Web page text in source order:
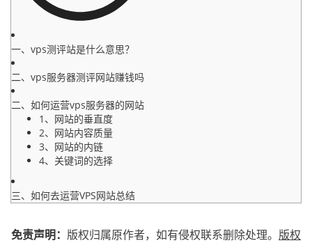
一、vps测评站是什么意思？
二、vps服务器测评网站赚钱吗
二、如何运营vps服务器的网站
1、网站的垂直度
2、网站内容质量
3、网站的内链
4、关键词的选择
三、如何去运营VPS网站总结
免责声明： 版权归属原作者，如有侵权联系删除处理。 版权